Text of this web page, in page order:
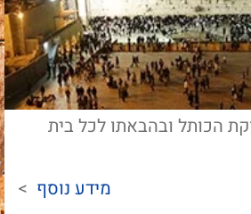
הכותל ובהבאתו לכל בית
מידע נוסף >